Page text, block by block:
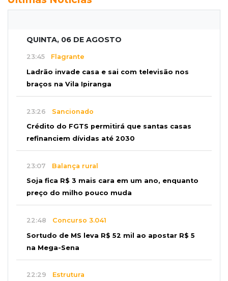
QUINTA, 06 DE AGOSTO
23:45 Flagrante
Ladrão invade casa e sai com televisão nos
braços na Vila Ipiranga
23:26 Sancionado
Crédito do FGTS permitirá que santas casas
refinanciem dívidas até 2030
23:07 Balança rural
Soja fica R$ 3 mais cara em um ano, enquanto
preço do milho pouco muda
22:48 Concurso 3.041
Sortudo de MS leva R$ 52 mil ao apostar R$ 5
na Mega-Sena
22:29 Estrutura